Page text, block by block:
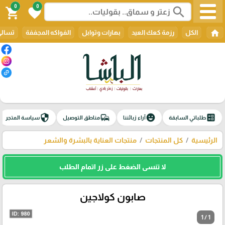
search
0
favorite
0
shopping_cart
home الكل رزمة كعك العيد بهارات وتوابل الفواكه المجففة
ballotطلباتي السابقة emoji_emotionsآراء زبائننا commuteمناطق التوصيل securityسياسة المتجر
الرئيسية كل المنتجات منتجات العناية بالبشرة والشعر
لا تنسى الضغط على زر اتمام الطلب
صابون كولاجين
1 / 1